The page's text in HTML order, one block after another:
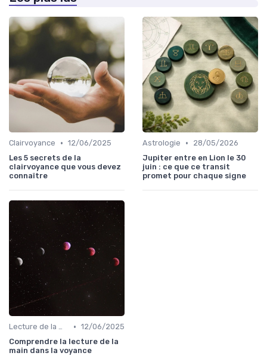
Clairvoyance • 12/06/2025
Les 5 secrets de la
clairvoyance que vous devez
connaître
Astrologie •
28/05/2026
Jupiter entre en Lion le 30
juin : ce que ce transit
promet pour chaque signe
Lecture de la main • 12/06/2025
Comprendre la lecture de la
main dans la voyance